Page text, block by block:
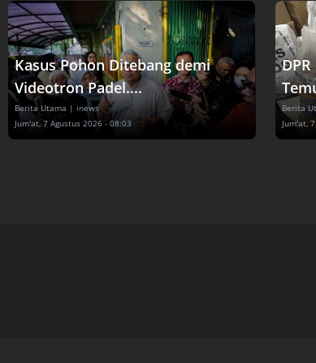
Kasus Pohon Ditebang demi
Videotron Padel....
Berita Utama | inews
Jum'at, 7 Agustus 2026 - 08:03
Berita
Jum'at,